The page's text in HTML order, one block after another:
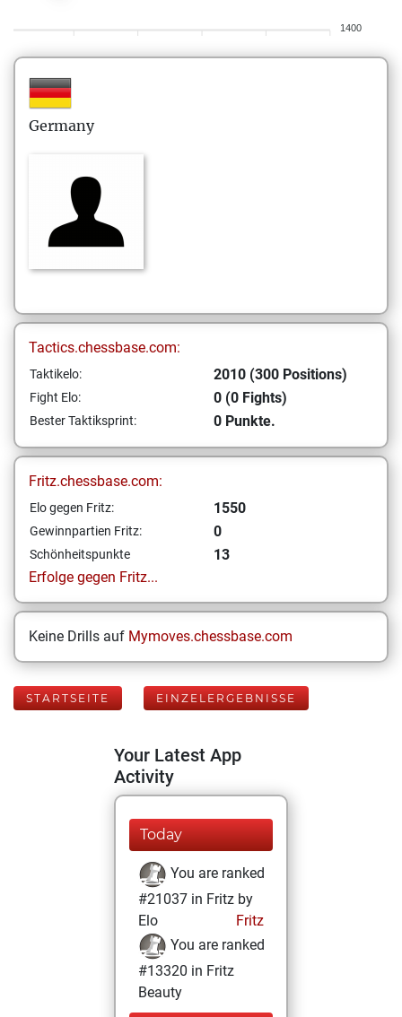
1400
Germany
Tactics.chessbase.com:
Taktikelo: 2010 (300 Positions)
Fight Elo: 0 (0 Fights)
Bester Taktiksprint: 0 Punkte.
Fritz.chessbase.com:
Elo gegen Fritz: 1550
Gewinnpartien Fritz: 0
Schönheitspunkte
13
Erfolge gegen Fritz...
Keine Drills auf Mymoves.chessbase.com
STARTSEITE EINZELERGEBNISSE
Your Latest App
Activity
Today
You are ranked
#21037 in Fritz by
Elo
Fritz
You are ranked
#13320 in Fritz
Beauty